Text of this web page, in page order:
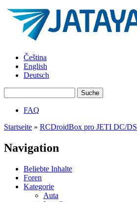
Direkt zum Inhalt
systems -
elektronika
pro RC
Čeština
English
Deutsch
Hauptmenü
FAQ
Startseite » RCDroidBox pro JETI DC/DS
Navigation
Beliebte Inhalte
Foren
Kategorie
Auta